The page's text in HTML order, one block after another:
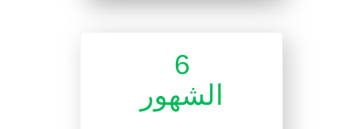
6
الشهور